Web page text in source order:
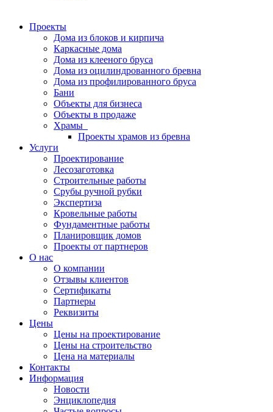
Проекты
Дома из блоков и кирпича
Каркасные дома
Дома из клееного бруса
Дома из оцилиндрованного бревна
Дома из профилированного бруса
Бани
Объекты для бизнеса
Объекты в продаже
Храмы
Проекты храмов из бревна
Услуги
Проектирование
Лесозаготовка
Строительные работы
Срубы ручной рубки
Экспертиза
Кровельные работы
Фундаментные работы
Планировщик домов
Проекты от партнеров
О нас
О компании
Отзывы клиентов
Сертификаты
Партнеры
Реквизиты
Цены
Цены на проектирование
Цены на строительство
Цена на материалы
Контакты
Информация
Новости
Энциклопедия